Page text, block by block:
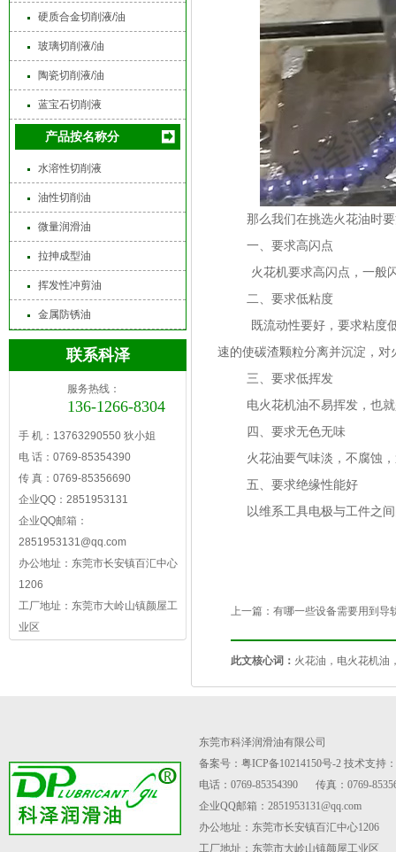
硬质合金切削液/油
玻璃切削液/油
陶瓷切削液/油
蓝宝石切削液
产品按名称分
水溶性切削液
油性切削油
微量润滑油
拉抻成型油
挥发性冲剪油
金属防锈油
联系科泽
服务热线：
136-1266-8304
手 机：13763290550 狄小姐
电 话：0769-85354390
传 真：0769-85356690
企业QQ：2851953131
企业QQ邮箱：
2851953131@qq.com
办公地址：东莞市长安镇百汇中心
1206
工厂地址：东莞市大岭山镇颜屋工
业区
那么我们在挑选火花油时
一、要求高闪点
火花机要求高闪点，一般
二、要求低粘度
既流动性要好，要求粘度
速的使碳渣颗粒分离并沉淀，
三、要求低挥发
电火花机油不易挥发，也
四、要求无色无味
火花油要气味淡，不腐蚀
五、要求绝缘性能好
以维系工具电极与工件之
上一篇： 有哪一些设备需要用到导
此文核心词： 火花油，电火花机油
东莞市科泽润滑油有限公司
备案号：粤ICP备10214150号-2 技术支持：
电话：0769-85354390
传真：0769-
企业QQ邮箱：2851953131@qq.com
办公地址：东莞市长安镇百汇中心1206
工厂地址：东莞市大岭山镇颜屋工业区